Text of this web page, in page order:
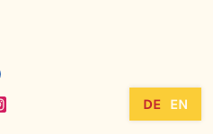
DE EN